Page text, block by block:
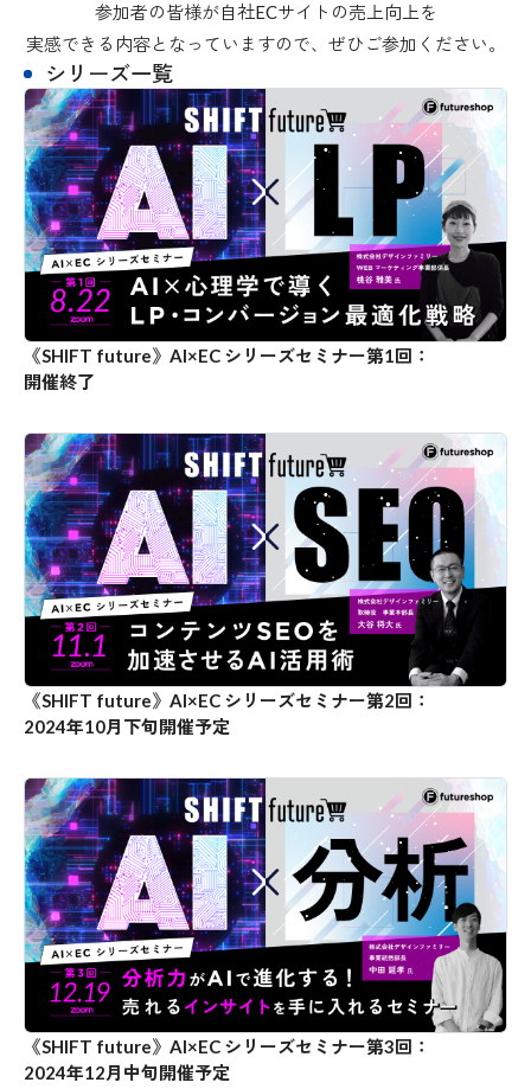
参加者の皆様が自社ECサイトの売上向上を
実感できる内容となっていますので、ぜひご参加ください。
シリーズ一覧
《SHIFT future》AI×EC シリーズセミナー第1回：
開催終了
《SHIFT future》AI×EC シリーズセミナー第2回：
2024年10月下旬開催予定
《SHIFT future》AI×EC シリーズセミナー第3回：
2024年12月中旬開催予定